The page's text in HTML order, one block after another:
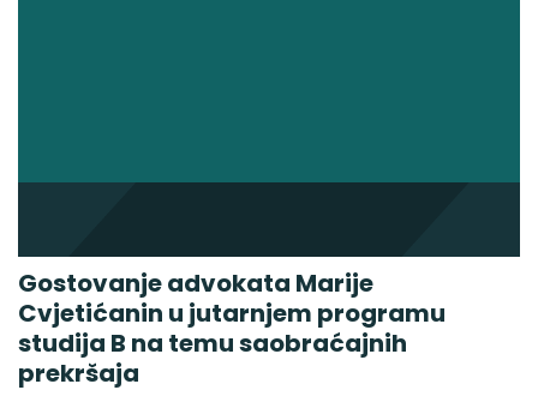
Gostovanje advokata Marije
Cvjetićanin u jutarnjem programu
studija B na temu saobraćajnih
prekršaja